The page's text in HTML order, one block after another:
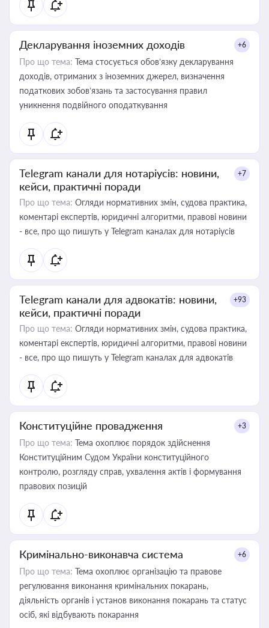
Декларування іноземних доходів +6
Про що тема: Тема стосується обов’язку декларування
доходів, отриманих з іноземних джерел, визначення
податкових зобов’язань та застосування правил
уникнення подвійного оподаткування
Telegram канали для нотаріусів: новини,
кейси, практичні поради
+7
Про що тема: Огляди нормативних змін, судова практика,
коментарі експертів, юридичні алгоритми, правові новини
- все, про що пишуть у Telegram каналах для нотаріусів
Telegram канали для адвокатів: новини,
кейси, практичні поради
+93
Про що тема: Огляди нормативних змін, судова практика,
коментарі експертів, юридичні алгоритми, правові новини
- все, про що пишуть у Telegram каналах для адвокатів
Конституційне провадження +3
Про що тема: Тема охоплює порядок здійснення
Конституційним Судом України конституційного
контролю, розгляду справ, ухвалення актів і формування
правових позицій
Кримінально-виконавча система +6
Про що тема: Тема охоплює організацію та правове
регулювання виконання кримінальних покарань,
діяльність органів і установ виконання покарань та статус
осіб, які відбувають покарання